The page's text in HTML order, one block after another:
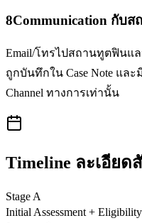
8Communication กับส
Email/โทรไปสถานทูตฟินแ
ถูกบันทึกใน Case Note แล
Channel ทางการเท่านั้น
Timeline ละเอีย
Stage A
Initial Assessment +